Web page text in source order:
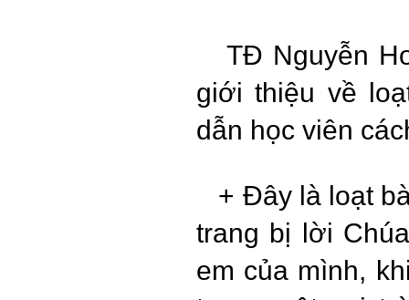
TĐ Nguyễn
giới thiệu về
dẫn học viên
+ Đây là loạt
trang bị lời
em của mình,